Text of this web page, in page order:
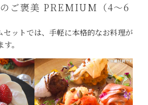
ご褒美 PREMIUM（4〜6
セットでは、手軽に本格的なお料理が
。